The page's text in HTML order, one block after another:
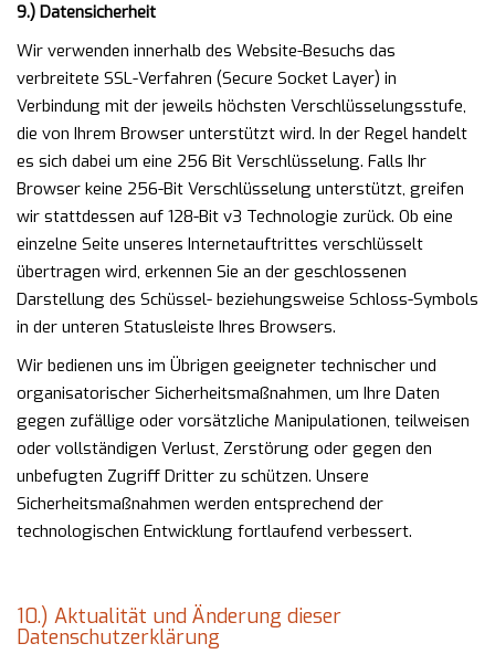
9.) Datensicherheit
Wir verwenden innerhalb des Website-Besuchs das
verbreitete SSL-Verfahren (Secure Socket Layer) in
Verbindung mit der jeweils höchsten Verschlüsselungsstufe,
die von Ihrem Browser unterstützt wird. In der Regel handelt
es sich dabei um eine 256 Bit Verschlüsselung. Falls Ihr
Browser keine 256-Bit Verschlüsselung unterstützt, greifen
wir stattdessen auf 128-Bit v3 Technologie zurück. Ob eine
einzelne Seite unseres Internetauftrittes verschlüsselt
übertragen wird, erkennen Sie an der geschlossenen
Darstellung des Schüssel- beziehungsweise Schloss-Symbols
in der unteren Statusleiste Ihres Browsers.
Wir bedienen uns im Übrigen geeigneter technischer und
organisatorischer Sicherheitsmaßnahmen, um Ihre Daten
gegen zufällige oder vorsätzliche Manipulationen, teilweisen
oder vollständigen Verlust, Zerstörung oder gegen den
unbefugten Zugriff Dritter zu schützen. Unsere
Sicherheitsmaßnahmen werden entsprechend der
technologischen Entwicklung fortlaufend verbessert.
10.) Aktualität und Änderung dieser
Datenschutzerklärung